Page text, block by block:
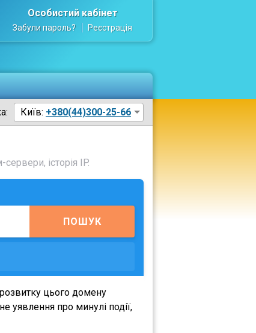
Особистий кабінет
Забули пароль? Реєстрація
Київ: +380(44)300-25-66
історія IP.
ПОШУК
цього домену
уявлення про минулі події,